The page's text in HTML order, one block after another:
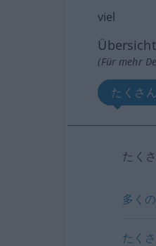
viel
(Für mehr
たくさ
たく
多くの
たく